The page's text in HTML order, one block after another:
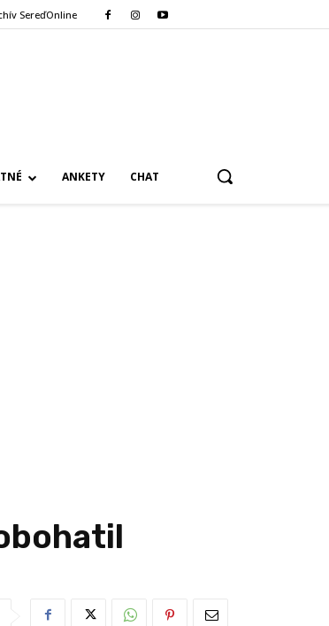
SereďOnline
ANKETY CHAT